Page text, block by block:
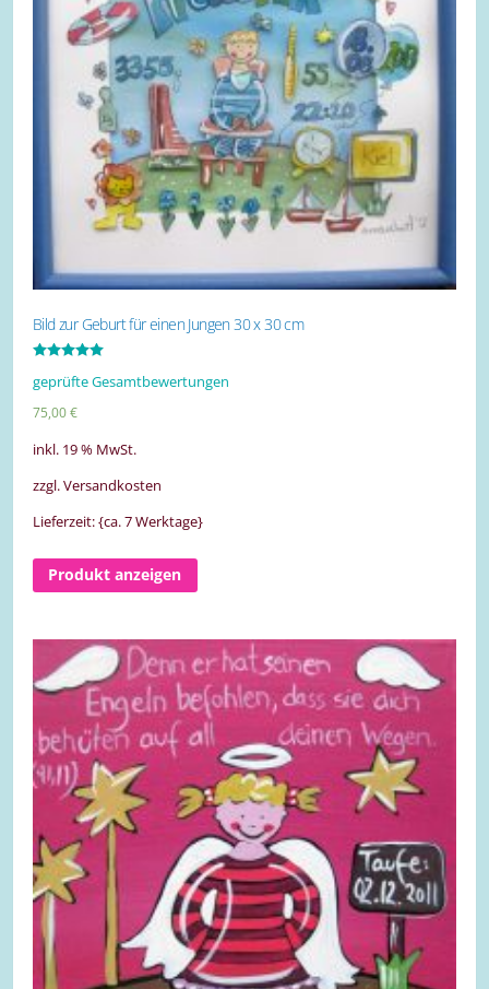
Bild zur Geburt für einen Jungen 30 x 30 cm
5.00
geprüfte Gesamtbewertungen
75,00€
inkl. 19 % MwSt.
zzgl. Versandkosten
Lieferzeit: {ca. 7 Werktage}
Produkt anzeigen